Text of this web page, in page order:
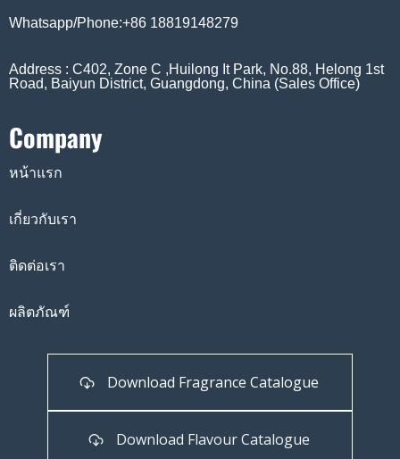
Whatsapp/Phone:+86 18819148279
Address : C402, Zone C ,Huilong It Park, No.88, Helong 1st
Road, Baiyun District, Guangdong, China (Sales Office)
Company
หน้าแรก
เกี่ยวกับเรา
ติดต่อเรา
ผลิตภัณฑ์
Download Fragrance Catalogue
Download Flavour Catalogue